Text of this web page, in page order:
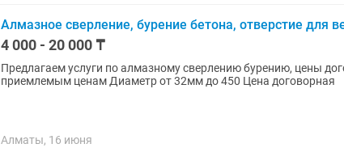
Алмазное сверление, бурение бетона, отверстие для
4 000 - 20 000 ₸
Предлагаем услуги по алмазному сверлению бурению, цены
приемлемым ценам Диаметр от 32мм до 450 Цена договорная
Алматы, 16 июня